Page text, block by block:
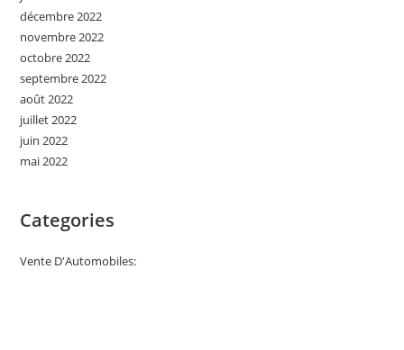
décembre 2022
novembre 2022
octobre 2022
septembre 2022
août 2022
juillet 2022
juin 2022
mai 2022
Categories
Vente D'Automobiles: